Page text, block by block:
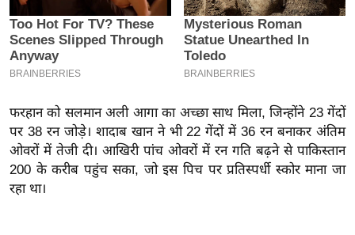
म
ई
-
पे
र
मि
सा
ल
फरहान को सलमान अली आगा का अच्छा साथ मिला, जिन्होंने 23 गेंदों
पर 38 रन जोड़े। शादाब खान ने भी 22 गेंदों में 36 रन बनाकर अंतिम
ओवरों में तेजी दी। आखिरी पांच ओवरों में रन गति बढ़ने से पाकिस्तान
200 के करीब पहुंच सका, जो इस पिच पर प्रतिस्पर्धी स्कोर माना जा
रहा था।